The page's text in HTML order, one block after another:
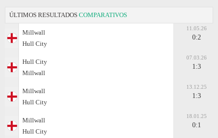
ÚLTIMOS RESULTADOS COMPARATIVOS
Millwall
Hull City
11.05.26
0:2
Hull City
Millwall
07.03.26
1:3
Millwall
Hull City
13.12.25
1:3
Millwall
Hull City
18.01.25
0:1